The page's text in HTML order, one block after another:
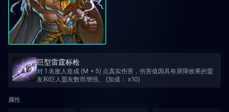
巨型雷霆标枪
对 1 名敌人造成 (M + 5) 点真实伤害，伤害值因具有屏障效果的盟
友和巨人盟友数而增强。 (加成： x10)
属性